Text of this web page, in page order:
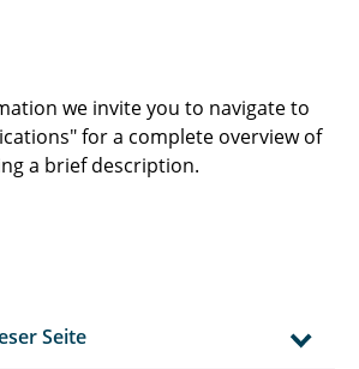
we invite you to navigate to
for a complete overview of
a brief description.
Seite